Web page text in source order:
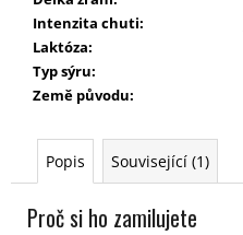
Intenzita chuti:
Laktóza:
Typ sýru:
Země původu:
Popis Související (1)
Proč si ho zamilujete